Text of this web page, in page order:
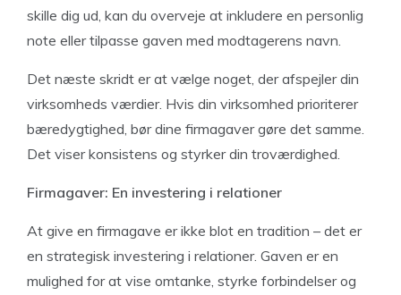
skille dig ud, kan du overveje at inkludere en personlig
note eller tilpasse gaven med modtagerens navn.
Det næste skridt er at vælge noget, der afspejler din
virksomheds værdier. Hvis din virksomhed prioriterer
bæredygtighed, bør dine firmagaver gøre det samme.
Det viser konsistens og styrker din troværdighed.
Firmagaver: En investering i relationer
At give en firmagave er ikke blot en tradition – det er
en strategisk investering i relationer. Gaven er en
mulighed for at vise omtanke, styrke forbindelser og